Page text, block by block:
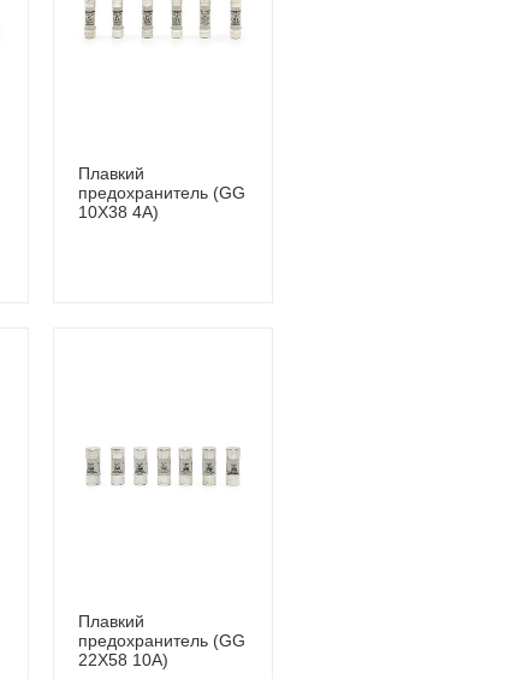
Плавкий
предохранитель (GG
10Х38 4A)
Плавкий
предохранитель (GG
22Х58 10A)